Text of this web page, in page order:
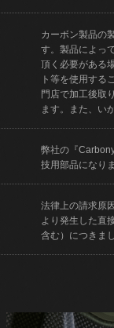
カーボン製品の
す。製品によっ
頂く必要がある
ト等を使用する
門店で加工後取
ます。また、い
弊社の『
技用部品になり
法律上の請求原
より発生した直
含む）につきま